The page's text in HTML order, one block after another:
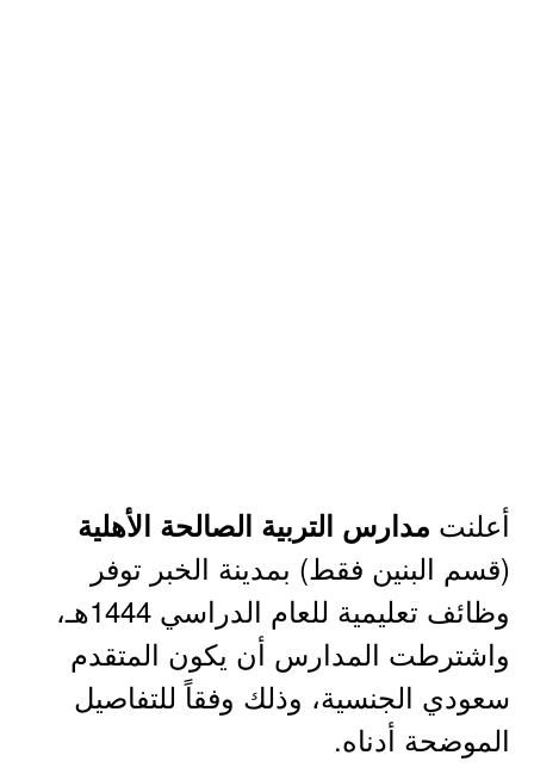
أعلنت مدارس التربية الصالحة الأهلية
(قسم البنين فقط) بمدينة الخبر توفر
وظائف تعليمية للعام الدراسي 1444هـ،
واشترطت المدارس أن يكون المتقدم
سعودي الجنسية، وذلك وفقاً للتفاصيل
الموضحة أدناه.